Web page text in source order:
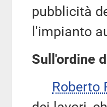
pubblicità
l'impianto
Sull'ordine
Roberto